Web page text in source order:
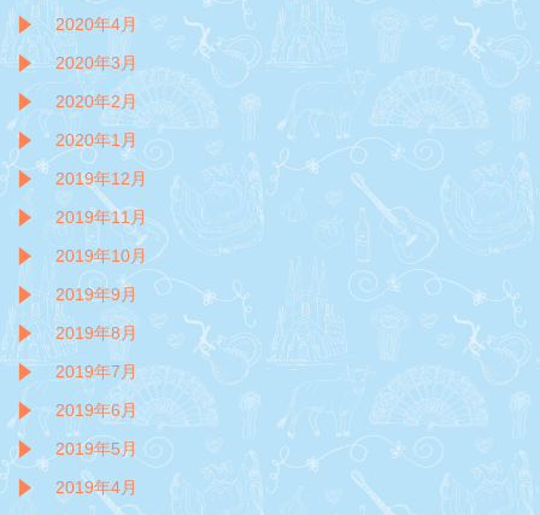
2020年4月
2020年3月
2020年2月
2020年1月
2019年12月
2019年11月
2019年10月
2019年9月
2019年8月
2019年7月
2019年6月
2019年5月
2019年4月